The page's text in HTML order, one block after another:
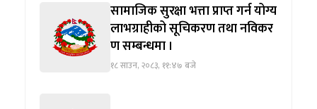
सामाजिक सुरक्षा भत्ता प्राप्त गर्न योग्य
लाभग्राहीको सूचिकरण तथा नविकर
ण सम्बन्धमा ।
१८ साउन, २०८३, ११:४७ बजे